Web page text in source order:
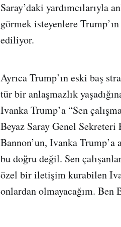
Saray’daki yardımcılarıyla
görmek isteyenlere
ediliyor.
Ayrıca Trump’ın eski baş
tür bir anlaşmazlık
Ivanka Trump’a “Sen
Beyaz Saray Genel
Bannon’un, Ivanka Trump’a
bu doğru değil. Sen
özel bir iletişim kurabilen
onlardan olmayacağım. Ben